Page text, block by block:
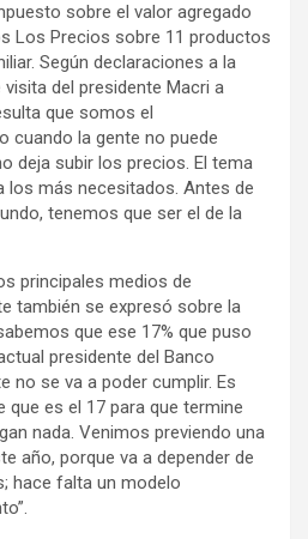
sobre el valor agregado
Los Precios sobre 11 productos
Según declaraciones a la
del presidente Macri a
que somos el
cuando la gente no puede
deja subir los precios. El tema
los más necesitados. Antes de
tenemos que ser el de la
principales medios de
también se expresó sobre la
que ese 17% que puso
presidente del Banco
no se va a poder cumplir. Es
que es el 17 para que termine
nada. Venimos previendo una
año, porque va a depender de
hace falta un modelo